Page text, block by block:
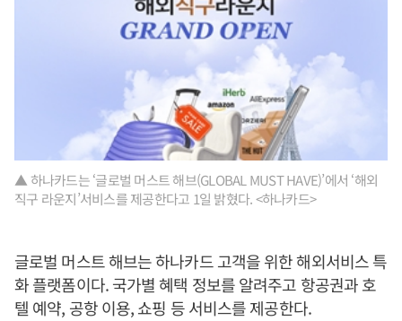
▲ 하나카드는 ‘글로벌 머스트 해브(GLOBAL MUST HAVE)’에서 ‘해외
직구 라운지’서비스를 제공한다고 1일 밝혔다. <하나카드>
글로벌 머스트 해브는 하나카드 고객을 위한 해외서비스 특
화 플랫폼이다. 국가별 혜택 정보를 알려주고 항공권과 호
텔 예약, 공항 이용, 쇼핑 등 서비스를 제공한다.